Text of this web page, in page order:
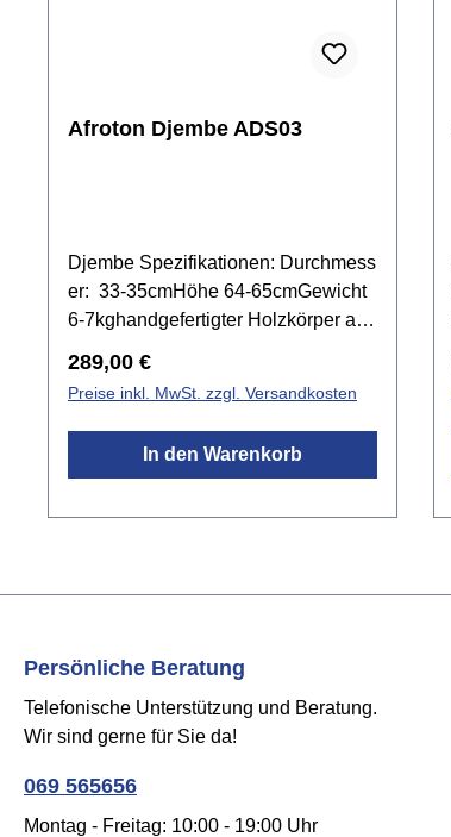
Afroton Djembe ADS03
Djembe Spezifikationen: Durchmess
er: 33-35cmHöhe 64-65cmGewicht
6-7kghandgefertigter Holzkörper aus
StammZiegenfellprofessionelle
stimmbare Bespannung aus
vorgereckter Schnurdifferenzierte,
Slap-Ton-Bass Dynamikideal für
Anfängerhandgefertigt in Ghana
Regulärer Preis:
289,00 €
Preise inkl. MwSt. zzgl. Versandkosten
In den Warenkorb
Persönliche Beratung
Telefonische Unterstützung und Beratung.
Wir sind gerne für Sie da!
069 565656
Montag - Freitag: 10:00 - 19:00 Uhr